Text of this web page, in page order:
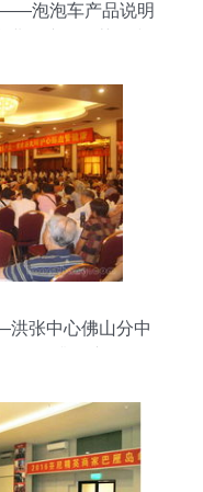
泡泡车产品说明
张中心佛山分中